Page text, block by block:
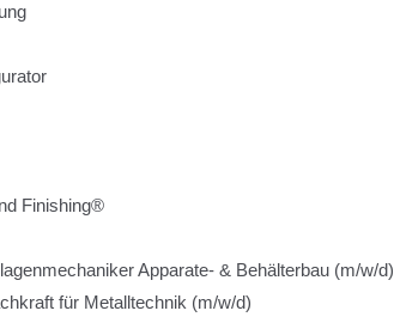
Finishing®
Apparate- & Behälterbau (m/w/d)
für Metalltechnik (m/w/d)